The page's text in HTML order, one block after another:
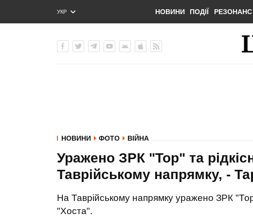
УКР
ENG
НОВИНИ ПОДІЇ РЕЗОНАНС
НОВИНИ ФОТО ВІЙНА
Уражено ЗРК "Тор" та
Таврійському напрямку, -
На Таврійському напрямку уражено ЗРК
"Хоста".